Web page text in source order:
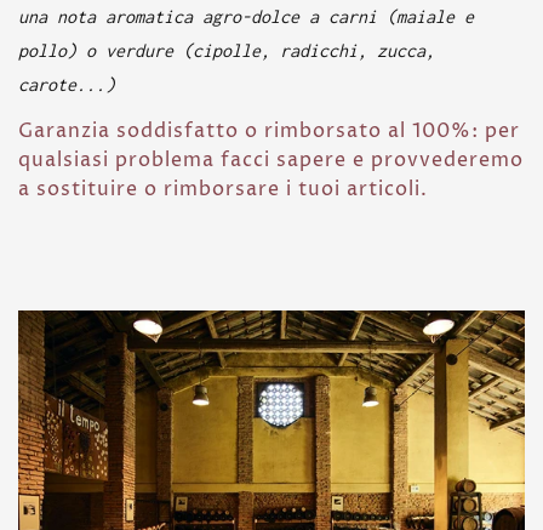
una nota aromatica agro-dolce a carni (maiale e
pollo) o verdure (cipolle, radicchi, zucca,
carote...)
Garanzia soddisfatto o rimborsato al 100%: per
qualsiasi problema facci sapere e provvederemo
a sostituire o rimborsare i tuoi articoli.